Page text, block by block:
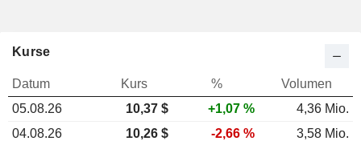
Kurse
Datum Kurs %
Volumen
05.08.26
10,37 $ +1,07 %
4,36 Mio.
04.08.26
10,26 $ -2,66 %
3,58 Mio.